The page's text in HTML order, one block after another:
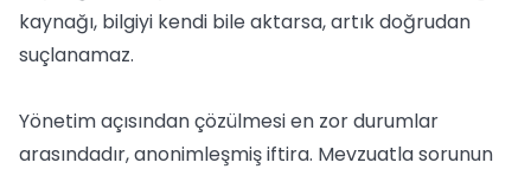
kaynağı, bilgiyi kendi bile aktarsa, artık doğrudan
suçlanamaz.
Yönetim açısından çözülmesi en zor durumlar
arasındadır, anonimleşmiş iftira. Mevzuatla sorunun